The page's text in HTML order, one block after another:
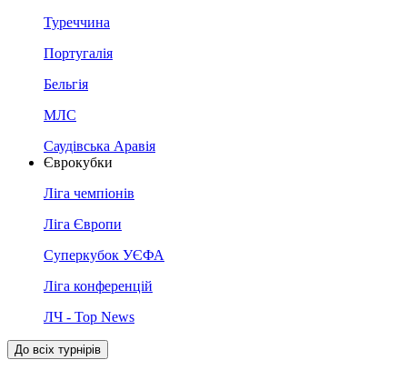
Туреччина
Португалія
Бельгія
МЛС
Саудівська Аравія
Єврокубки
Ліга чемпіонів
Ліга Європи
Суперкубок УЄФА
Ліга конференцій
ЛЧ - Top News
До всіх турнірів